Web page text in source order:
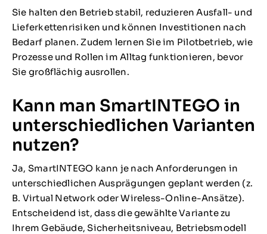
Sie halten den Betrieb stabil, reduzieren Ausfall- und
Lieferkettenrisiken und können Investitionen nach
Bedarf planen. Zudem lernen Sie im Pilotbetrieb, wie
Prozesse und Rollen im Alltag funktionieren, bevor
Sie großflächig ausrollen.
Kann man SmartINTEGO in
unterschiedlichen Varianten
nutzen?
Ja, SmartINTEGO kann je nach Anforderungen in
unterschiedlichen Ausprägungen geplant werden (z.
B. Virtual Network oder Wireless-Online-Ansätze).
Entscheidend ist, dass die gewählte Variante zu
Ihrem Gebäude, Sicherheitsniveau, Betriebsmodell